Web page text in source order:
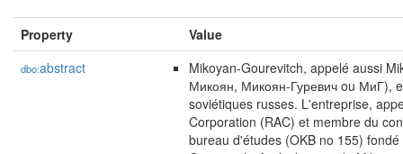
Property Value
dbo:abstract
Mikoyan-Gourevitch, appelé aussi
Микоян, Микоян-Гуревич ou МиГ),
soviétiques russes. L'entreprise,
Corporation (RAC) et membre du
bureau d'études (OKB no 155)